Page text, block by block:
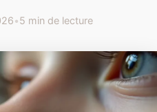
•5 min de lecture